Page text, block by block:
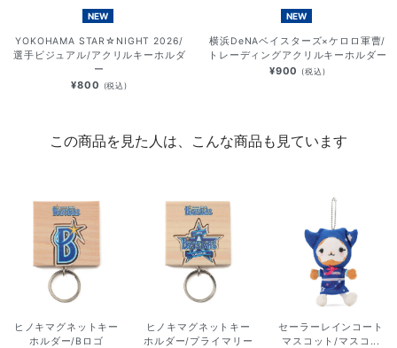
NEW
YOKOHAMA STAR☆NIGHT 2026/
選手ビジュアル/アクリルキーホルダ
ー
¥800 (税込)
NEW
横浜DeNAベイスターズ×ケロロ軍曹/
トレーディングアクリルキーホルダー
¥900 (税込)
この商品を見た人は、こんな商品も見ています
ヒノキマグネットキー
ホルダー/Bロゴ
ヒノキマグネットキー
ホルダー/プライマリー
セーラーレインコート
マスコット/マスコ...